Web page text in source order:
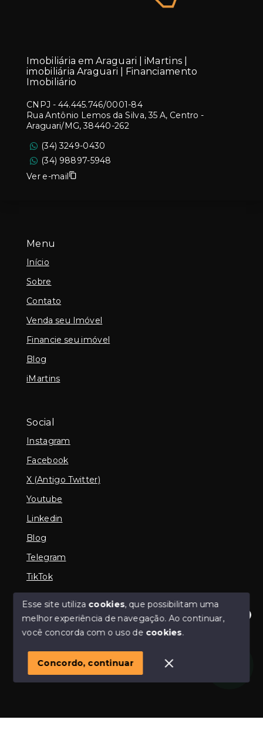
Olá! Estamos disponíveis para te ajudar.
Menu
Início
Sobre
Contato
Venda seu Imóvel
Financie seu imóvel
Blog
iMartins
Social
Instagram
Facebook
X (Antigo Twitter)
Youtube
Linkedin
Blog
Telegram
TikTok
© Copyright 2026 - Imobiliária em Araguari | iMartins |
imobiliária Araguari | Financiamento Imobiliário -
SITE PARA IMOBILIARIA
Imobiliária em Araguari | iMartins |
imobiliária Araguari | Financiamento
Imobiliário
CNPJ - 44.445.746/0001-84
Rua Antônio Lemos da Silva, 35 A, Centro -
Araguari/MG, 38440-262
(34) 3249-0430
(34) 98897-5948
Ver e-mail
Esse site utiliza cookies, que possibilitam uma
melhor experiência de navegação.Ao continuar,
você concorda com o uso de cookies.
Concordo, continuar